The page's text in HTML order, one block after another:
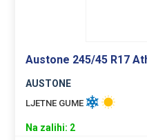
Austone 245/45 R17
AUSTONE
LJETNE GUME
Na zalihi: 2